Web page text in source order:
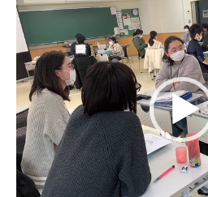
画
プ
レ
ー
ヤ
ー